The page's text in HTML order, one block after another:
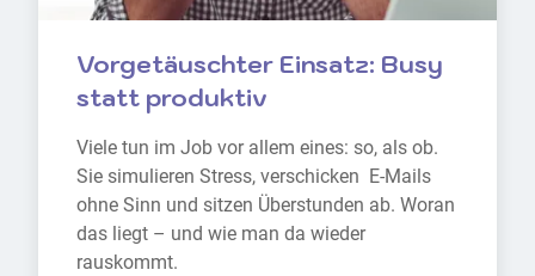
Vorgetäuschter Einsatz: Busy
statt produktiv
Viele tun im Job vor allem eines: so, als ob.
Sie simulieren Stress, verschicken  E-Mails
ohne Sinn und sitzen Überstunden ab. Woran
das liegt – und wie man da wieder
rauskommt.